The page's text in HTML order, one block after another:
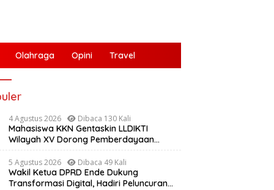
Olahraga Opini Travel
Peluit Kehilangan
Kepercayaan Publik
4 Agustus 2026 Dibaca 130 Kali
Mahasiswa KKN Gentaskin LLDIKTI
Wilayah XV Dorong Pemberdayaan
Masyarakat Lewat Pelatihan Pengolahan
Hasil Alam di Desa Sisir
5 Agustus 2026 Dibaca 49 Kali
Wakil Ketua DPRD Ende Dukung
Transformasi Digital, Hadiri Peluncuran